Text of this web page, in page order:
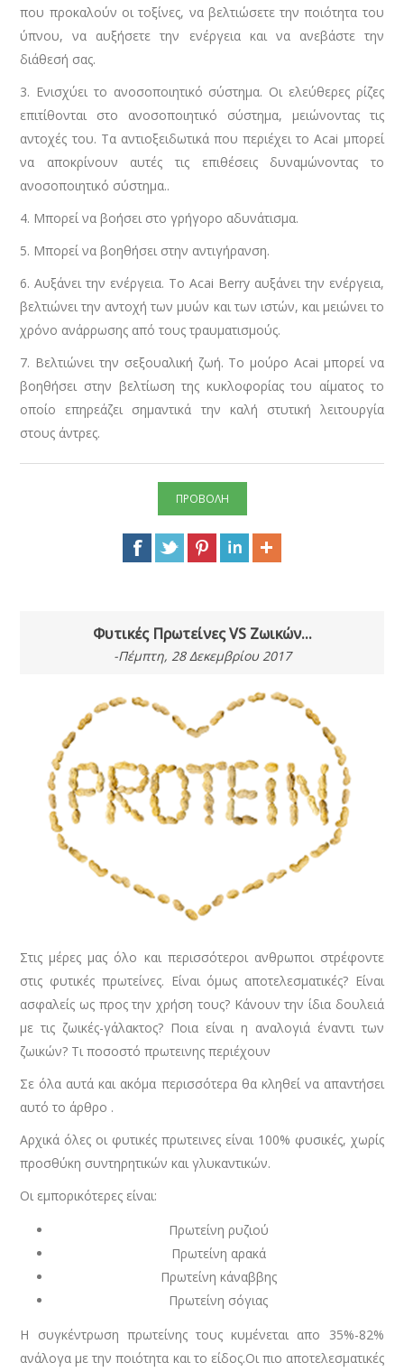
που προκαλούν οι τοξίνες, να βελτιώσετε την ποιότητα του
ύπνου, να αυξήσετε την ενέργεια και να ανεβάστε την
διάθεσή σας.
3. Ενισχύει το ανοσοποιητικό σύστημα. Οι ελεύθερες ρίζες
επιτίθονται στο ανοσοποιητικό σύστημα, μειώνοντας τις
αντοχές του. Τα αντιοξειδωτικά που περιέχει το Acai μπορεί
να αποκρίνουν αυτές τις επιθέσεις δυναμώνοντας το
ανοσοποιητικό σύστημα..
4. Μπορεί να βοήσει στο γρήγορο αδυνάτισμα.
5. Μπορεί να βοηθήσει στην αντιγήρανση.
6. Αυξάνει την ενέργεια. Το Acai Berry αυξάνει την ενέργεια,
βελτιώνει την αντοχή των μυών και των ιστών, και μειώνει το
χρόνο ανάρρωσης από τους τραυματισμούς.
7. Βελτιώνει την σεξουαλική ζωή. Το μούρο Acai μπορεί να
βοηθήσει στην βελτίωση της κυκλοφορίας του αίματος το
οποίο επηρεάζει σημαντικά την καλή στυτική λειτουργία
στους άντρες.
ΠΡΟΒΟΛΗ
Φυτικές Πρωτείνες VS Zωικών...
-Πέμπτη, 28 Δεκεμβρίου 2017
Στις μέρες μας όλο και περισσότεροι ανθρωποι στρέφοντε
στις φυτικές πρωτείνες. Είναι όμως αποτελεσματικές? Είναι
ασφαλείς ως προς την χρήση τους? Κάνουν την ίδια δουλειά
με τις ζωικές-γάλακτος? Ποια είναι η αναλογιά έναντι των
ζωικών? Τι ποσοστό πρωτεινης περιέχουν
Σε όλα αυτά και ακόμα περισσότερα θα κληθεί να απαντήσει
αυτό το άρθρο .
Αρχικά όλες οι φυτικές πρωτεινες είναι 100% φυσικές, χωρίς
προσθύκη συντηρητικών και γλυκαντικών.
Οι εμπορικότερες είναι:
Πρωτείνη ρυζιού
Πρωτείνη αρακά
Πρωτείνη κάναββης
Πρωτείνη σόγιας
Η συγκέντρωση πρωτείνης τους κυμένεται απο 35%-82%
ανάλογα με την ποιότητα και το είδος.Οι πιο αποτελεσματικές